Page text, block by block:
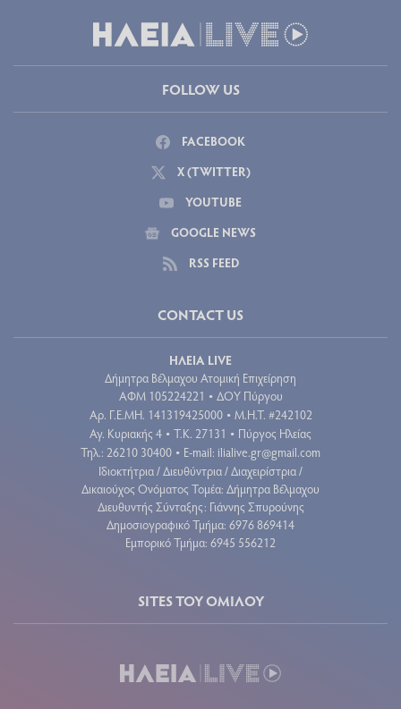
FOLLOW US
FACEBOOK
X (TWITTER)
YOUTUBE
GOOGLE NEWS
RSS FEED
CONTACT US
ΗΛΕΙΑ LIVE
Δήμητρα Βέλμαχου Ατομική Επιχείρηση
ΑΦΜ 105224221 • ΔΟΥ Πύργου
Aρ. Γ.Ε.ΜΗ. 141319425000 • Μ.Η.Τ. #242102
Αγ. Κυριακής 4 • Τ.Κ. 27131 • Πύργος Ηλείας
Τηλ.: 26210 30400 • E-mail: ilialive.gr@gmail.com
Ιδιοκτήτρια / Διευθύντρια / Διαχειρίστρια /
Δικαιούχος Ονόματος Τομέα: Δήμητρα Βέλμαχου
Διευθυντής Σύνταξης: Γιάννης Σπυρούνης
Δημοσιογραφικό Τμήμα: 6976 869414
Εμπορικό Τμήμα: 6945 556212
SITES ΤΟΥ ΟΜΙΛΟΥ